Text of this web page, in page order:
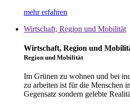
mehr erfahren
Wirtschaft, Region und Mobilität
Wirtschaft, Region und
Region und Mobilität
Im Grünen zu wohnen und bei
zu arbeiten ist für die Menschen
Gegensatz sondern gelebte